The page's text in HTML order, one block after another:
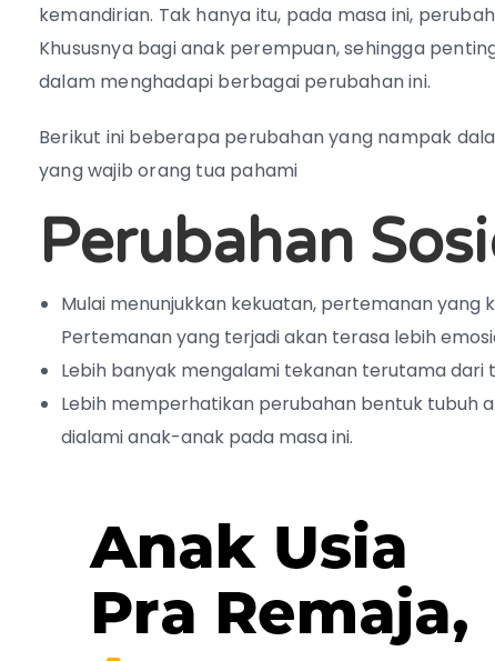
kemandirian. Tak hanya itu, pada masa ini,
Khususnya bagi anak perempuan, sehingga
dalam menghadapi berbagai perubahan ini.
Berikut ini beberapa perubahan yang nampak
yang wajib orang tua pahami
Perubahan
Mulai menunjukkan kekuatan, pertemanan
Pertemanan yang terjadi akan terasa lebih
Lebih banyak mengalami tekanan terutama dari
Lebih memperhatikan perubahan bentuk tubuh
dialami anak-anak pada masa ini.